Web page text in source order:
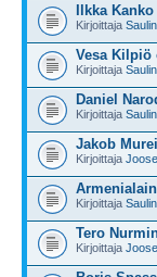
Ilkka
Kirjoittaja
Vesa
Kirjoittaja
Daniel
Kirjoittaja
Jakob Murei
Kirjoittaja
Kirjoittaja
Tero
Kirjoittaja